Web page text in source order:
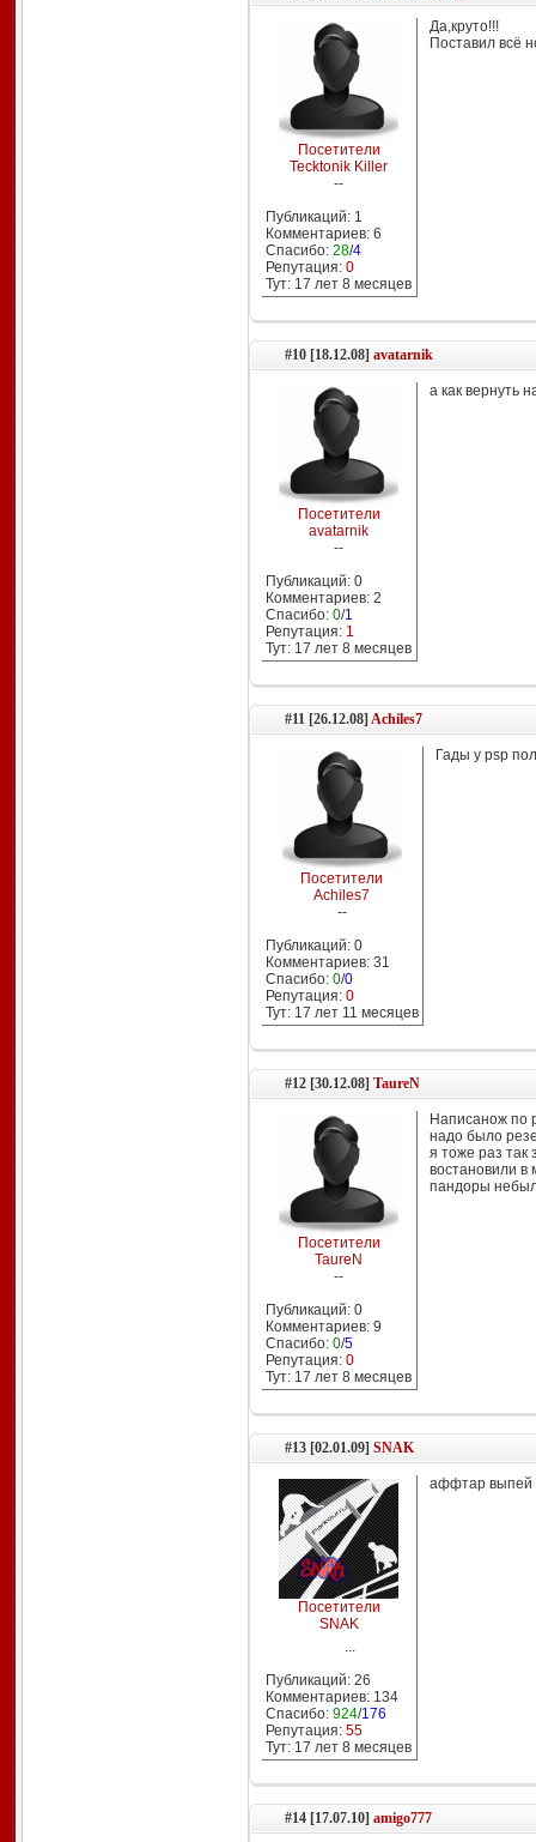
Посетители
Tecktonik Killer
--
Публикаций: 1
Комментариев: 6
Спасибо: 28/4
Репутация: 0
Тут: 17 лет 8 месяцев
Да,круто!!!
Поставил всё
#10 [18.12.08] avatarnik
Посетители
avatarnik
--
Публикаций: 0
Комментариев: 2
Спасибо: 0/1
Репутация: 1
Тут: 17 лет 8 месяцев
а как вернуть
#11 [26.12.08] Achiles7
Посетители
Achiles7
--
Публикаций: 0
Комментариев: 31
Спасибо: 0/0
Репутация: 0
Тут: 17 лет 11 месяцев
Гады у psp
#12 [30.12.08] TaureN
Посетители
TaureN
--
Публикаций: 0
Комментариев: 9
Спасибо: 0/5
Репутация: 0
Тут: 17 лет 8 месяцев
Написанож по
надо было
я тоже раз так
востановили в
пандоры
#13 [02.01.09] SNAK
Посетители
SNAK
...
Публикаций: 26
Комментариев: 134
Спасибо: 924/176
Репутация: 55
Тут: 17 лет 8 месяцев
аффтар выпей
#14 [17.07.10] amigo777